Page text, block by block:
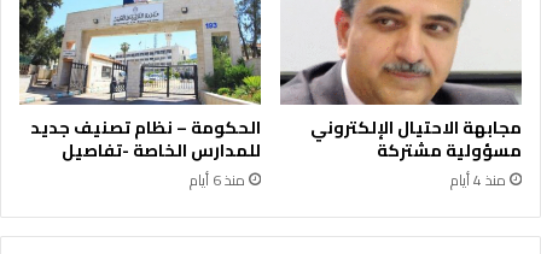
مجابهة الاحتيال الإلكتروني
مسؤولية مشتركة
منذ 4 أيام
الحكومة – نظام تصنيف جديد
للمدارس الخاصة -تفاصيل
منذ 6 أيام